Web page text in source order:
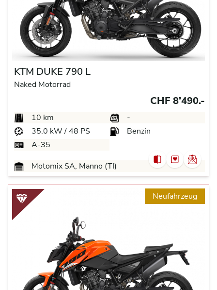
KTM DUKE 790 L
Naked Motorrad
CHF 8’490.-
10 km
-
35.0 kW / 48 PS
Benzin
A-35
Motomix SA, Manno (TI)
Neufahrzeug